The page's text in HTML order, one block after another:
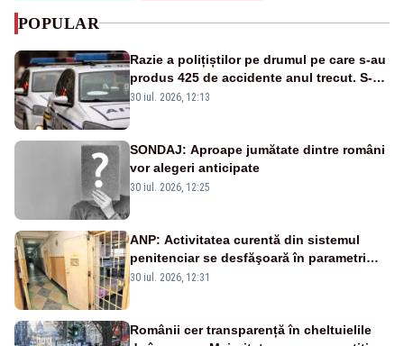
POPULAR
Razie a polițiștilor pe drumul pe care s-au
produs 425 de accidente anul trecut. S-au
dat aproape 200 de amenzi
30 iul. 2026, 12:13
SONDAJ: Aproape jumătate dintre români
vor alegeri anticipate
30 iul. 2026, 12:25
ANP: Activitatea curentă din sistemul
penitenciar se desfăşoară în parametri
normali
30 iul. 2026, 12:31
Românii cer transparență în cheltuielile